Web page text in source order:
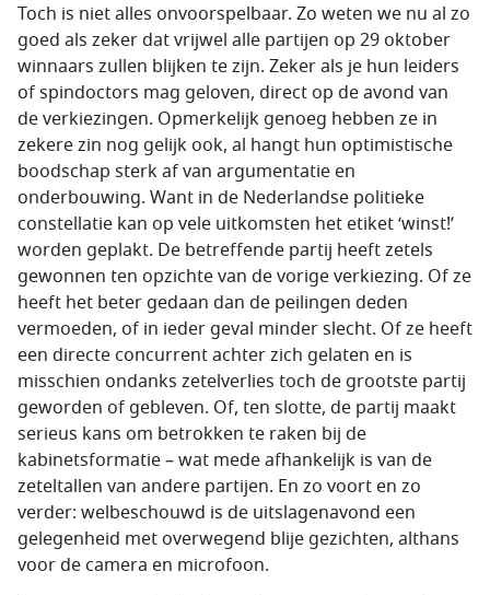
Toch is niet alles onvoorspelbaar. Zo weten we nu al zo
goed als zeker dat vrijwel alle partijen op 29 oktober
winnaars zullen blijken te zijn. Zeker als je hun leiders
of spindoctors mag geloven, direct op de avond van
de verkiezingen. Opmerkelijk genoeg hebben ze in
zekere zin nog gelijk ook, al hangt hun optimistische
boodschap sterk af van argumentatie en
onderbouwing. Want in de Nederlandse politieke
constellatie kan op vele uitkomsten het etiket ‘winst!’
worden geplakt. De betreffende partij heeft zetels
gewonnen ten opzichte van de vorige verkiezing. Of ze
heeft het beter gedaan dan de peilingen deden
vermoeden, of in ieder geval minder slecht. Of ze heeft
een directe concurrent achter zich gelaten en is
misschien ondanks zetelverlies toch de grootste partij
geworden of gebleven. Of, ten slotte, de partij maakt
serieus kans om betrokken te raken bij de
kabinetsformatie – wat mede afhankelijk is van de
zeteltallen van andere partijen. En zo voort en zo
verder: welbeschouwd is de uitslagenavond een
gelegenheid met overwegend blije gezichten, althans
voor de camera en microfoon.